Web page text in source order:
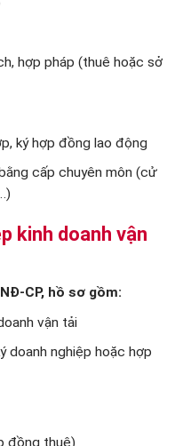
hợp pháp (thuê hoặc sở
ký hợp đồng lao động
cấp chuyên môn (cử
kinh doanh vận
CP, hồ sơ gồm:
vận tải
doanh nghiệp hoặc hợp
đồng thuê)